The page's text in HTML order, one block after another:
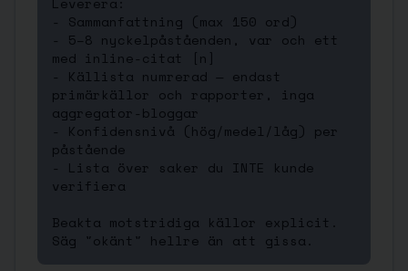
- Sammanfattning (max 150 ord)
- 5–8 nyckelpåståenden, var och ett
med inline-citat [n]
- Källista numrerad — endast
primärkällor och rapporter, inga
aggregator-bloggar
- Konfidensnivå (hög/medel/låg) per
påstående
- Lista över saker du INTE kunde
verifiera
Beakta motstridiga källor explicit.
Säg "okänt" hellre än att gissa.